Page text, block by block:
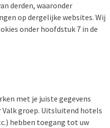
derden, waaronder
op dergelijke websites. Wij
onder hoofdstuk 7 in de
met je juiste gegevens
Valk groep. Uitsluitend hotels
hebben toegang tot uw